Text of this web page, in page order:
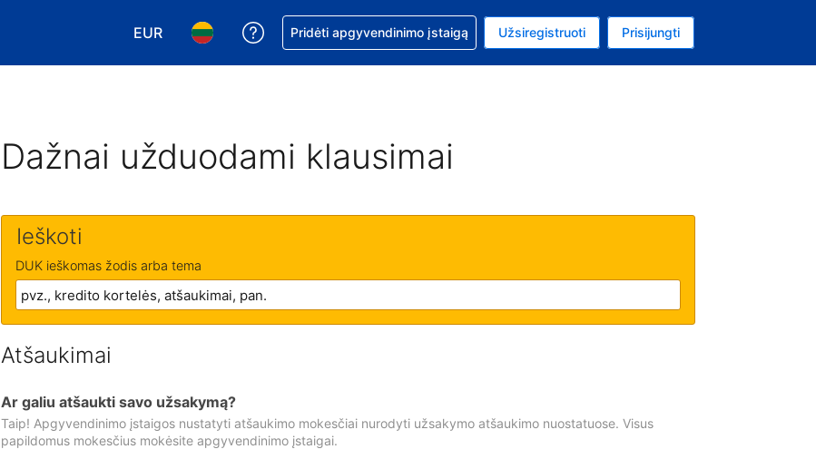
EUR
Pasirinkite valiutą. Jūsų pasirinkta valiuta: Euras
Pasirinkite kalbą. Jūsų pasirinkta kalba: Lietuvių
Pagalba dėl užsakymo
Pridėti apgyvendinimo įstaigą Užsiregistruoti Prisijungti
Dažnai užduodami klausimai
Ieškoti
DUK ieškomas žodis arba tema
Atšaukimai
Ar galiu atšaukti savo užsakymą?
Taip! Apgyvendinimo įstaigos nustatyti atšaukimo mokesčiai nurodyti užsakymo atšaukimo nuostatuose. Visus
papildomus mokesčius mokėsite apgyvendinimo įstaigai.